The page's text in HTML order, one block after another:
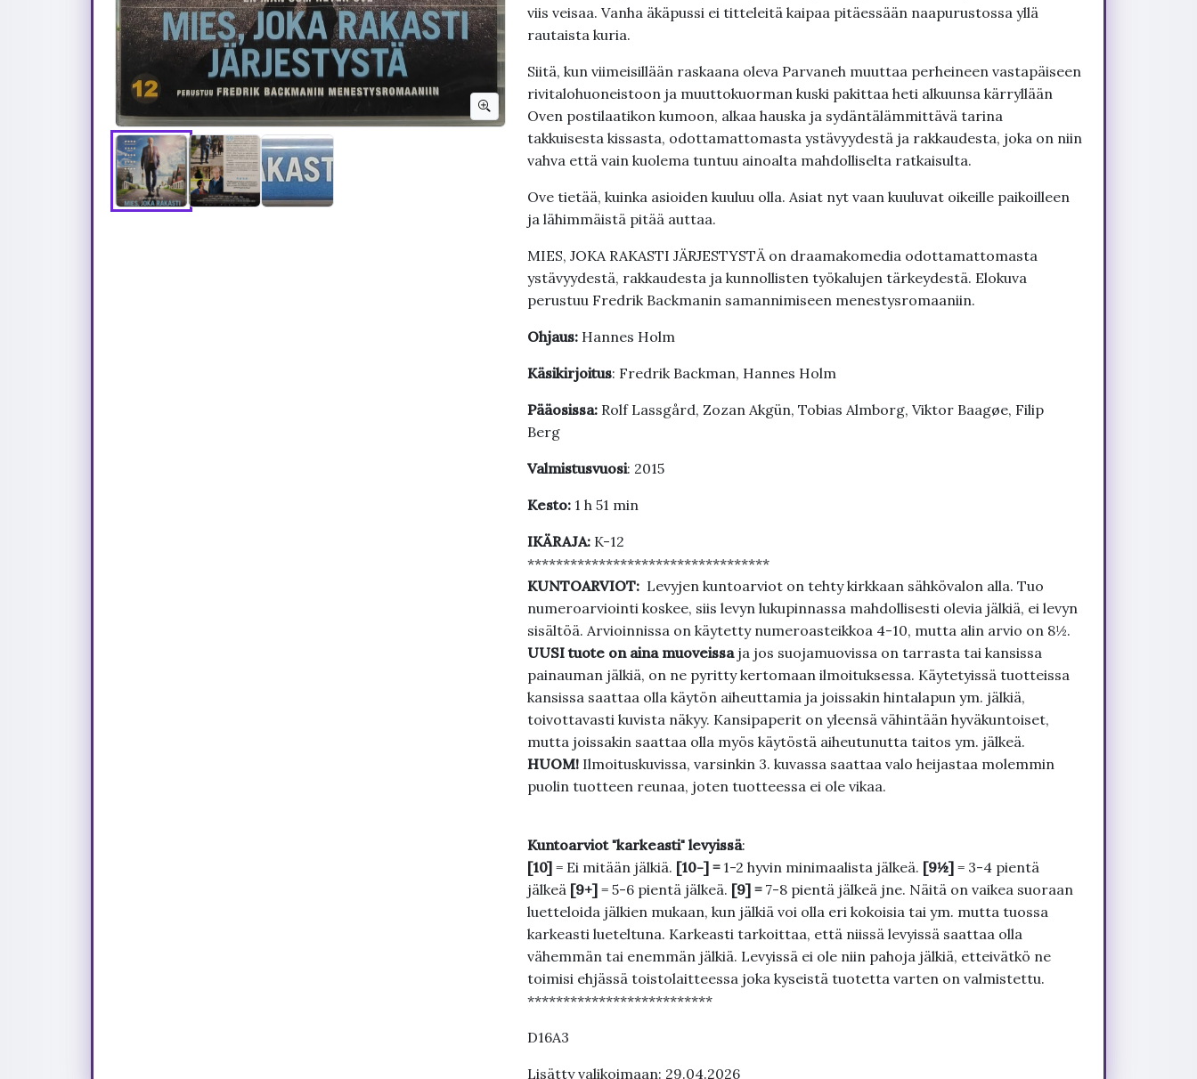
viis veisaa. Vanha äkäpussi ei titteleitä kaipaa pitäessään naapurustossa yllä
rautaista kuria.
Siitä, kun viimeisillään raskaana oleva Parvaneh muuttaa perheineen vastapäiseen
rivitalohuoneistoon ja muuttokuorman kuski pakittaa heti alkuunsa kärryllään
Oven postilaatikon kumoon, alkaa hauska ja sydäntälämmittävä tarina
takkuisesta kissasta, odottamattomasta ystävyydestä ja rakkaudesta, joka on niin
vahva että vain kuolema tuntuu ainoalta mahdolliselta ratkaisulta.
Ove tietää, kuinka asioiden kuuluu olla. Asiat nyt vaan kuuluvat oikeille paikoilleen
ja lähimmäistä pitää auttaa.
MIES, JOKA RAKASTI JÄRJESTYSTÄ on draamakomedia odottamattomasta
ystävyydestä, rakkaudesta ja kunnollisten työkalujen tärkeydestä. Elokuva
perustuu Fredrik Backmanin samannimiseen menestysromaaniin.
Ohjaus: Hannes Holm
Käsikirjoitus: Fredrik Backman, Hannes Holm
Pääosissa: Rolf Lassgård, Zozan Akgün, Tobias Almborg, Viktor Baagøe, Filip
Berg
Valmistusvuosi: 2015
Kesto: 1 h 51 min
IKÄRAJA: K-12
**********************************
KUNTOARVIOT: Levyjen kuntoarviot on tehty kirkkaan sähkövalon alla. Tuo
numeroarviointi koskee, siis levyn lukupinnassa mahdollisesti olevia jälkiä, ei levyn
sisältöä. Arvioinnissa on käytetty numeroasteikkoa 4-10, mutta alin arvio on 8½.
UUSI tuote on aina muoveissa ja jos suojamuovissa on tarrasta tai kansissa
painauman jälkiä, on ne pyritty kertomaan ilmoituksessa. Käytetyissä tuotteissa
kansissa saattaa olla käytön aiheuttamia ja joissakin hintalapun ym. jälkiä,
toivottavasti kuvista näkyy. Kansipaperit on yleensä vähintään hyväkuntoiset,
mutta joissakin saattaa olla myös käytöstä aiheutunutta taitos ym. jälkeä.
HUOM!Ilmoituskuvissa, varsinkin 3. kuvassa saattaa valo heijastaa molemmin
puolin tuotteen reunaa, joten tuotteessa ei ole vikaa.
Kuntoarviot "karkeasti" levyissä:
[10]= Ei mitään jälkiä. [10-] = 1-2 hyvin minimaalista jälkeä. [9½]= 3-4 pientä
jälkeä [9+]= 5-6 pientä jälkeä. [9] = 7-8 pientä jälkeä jne. Näitä on vaikea suoraan
luetteloida jälkien mukaan, kun jälkiä voi olla eri kokoisia tai ym. mutta tuossa
karkeasti lueteltuna. Karkeasti tarkoittaa, että niissä levyissä saattaa olla
vähemmän tai enemmän jälkiä. Levyissä ei ole niin pahoja jälkiä, etteivätkö ne
toimisi ehjässä toistolaitteessa joka kyseistä tuotetta varten on valmistettu.
**************************
D16A3
Lisätty valikoimaan: 29.04.2026